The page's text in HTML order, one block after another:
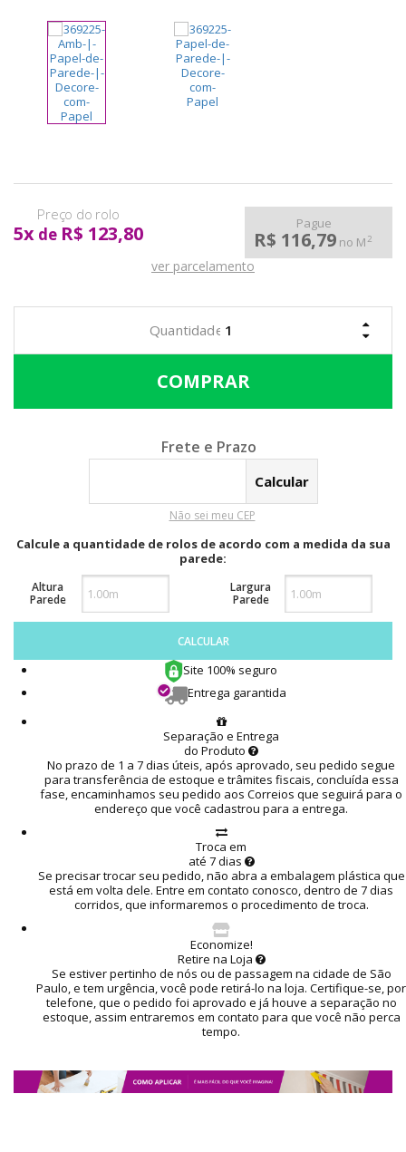
5x de R$ 123,80 Pague
R$ 116,79 no M2
ver parcelamento
Calcular o Frete
Não sei meu CEP
Calcule a quantidade de rolos de acordo com a medida da sua
parede:
Altura
Parede
Largura
Parede
CALCULAR
Site 100% seguro
Entrega garantida
Separação e Entrega
do Produto
No prazo de 1 a 7 dias úteis, após aprovado, seu pedido segue
para transferência de estoque e trâmites fiscais, concluída essa
fase, encaminhamos seu pedido aos Correios que seguirá para o
endereço que você cadastrou para a entrega.
Troca em
até 7 dias
Se precisar trocar seu pedido, não abra a embalagem plástica que
está em volta dele. Entre em contato conosco, dentro de 7 dias
corridos, que informaremos o procedimento de troca.
Economize!
Retire na Loja
Se estiver pertinho de nós ou de passagem na cidade de São
Paulo, e tem urgência, você pode retirá-lo na loja. Certifique-se, por
telefone, que o pedido foi aprovado e já houve a separação no
estoque, assim entraremos em contato para que você não perca
tempo.